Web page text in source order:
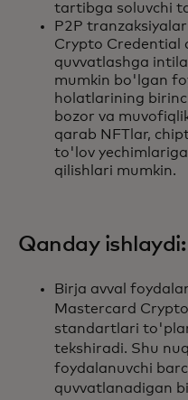
tartibga soluvchi
P2P
Crypto Credential
quvvatlashga
mumkin bo'lgan
holatlarining
bozor va
qarab NFTlar,
to'lov
qilishlari mumkin.
Qanday ishlaydi:
Birja avval
Mastercard
standartlari
tekshiradi. Shu
foydalanuvchi
quvvatlanadigan